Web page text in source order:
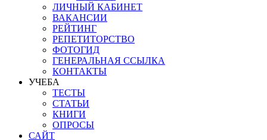
ЛИЧНЫЙ КАБИНЕТ
ВАКАНСИИ
РЕЙТИНГ
РЕПЕТИТОРСТВО
ФОТОГИД
ГЕНЕРАЛЬНАЯ ССЫЛКА
КОНТАКТЫ
УЧЕБА
ТЕСТЫ
СТАТЬИ
КНИГИ
ОПРОСЫ
САЙТ